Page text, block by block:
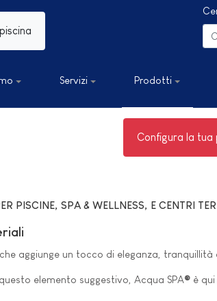
Servizi Prodotti
Configura la tua
PISCINE, SPA & WELLNESS, E CENTRI
aggiunge un tocco di eleganza, tranquillità
elemento suggestivo, Acqua SPA® è